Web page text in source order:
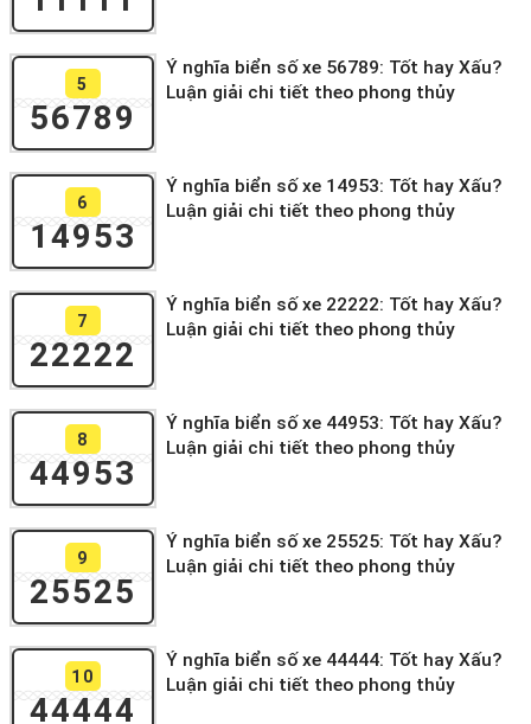
5
56789
Ý nghĩa biển số xe 56789: Tốt hay Xấu?
Luận giải chi tiết theo phong thủy
6
14953
Ý nghĩa biển số xe 14953: Tốt hay Xấu?
Luận giải chi tiết theo phong thủy
7
22222
Ý nghĩa biển số xe 22222: Tốt hay Xấu?
Luận giải chi tiết theo phong thủy
8
44953
Ý nghĩa biển số xe 44953: Tốt hay Xấu?
Luận giải chi tiết theo phong thủy
9
25525
Ý nghĩa biển số xe 25525: Tốt hay Xấu?
Luận giải chi tiết theo phong thủy
10
44444
Ý nghĩa biển số xe 44444: Tốt hay Xấu?
Luận giải chi tiết theo phong thủy